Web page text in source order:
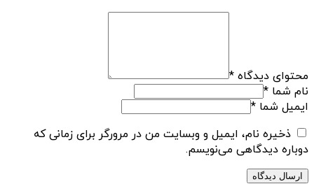
محتوای دیدگاه *
نام شما *
ایمیل شما *
ذخیره نام، ایمیل و وبسایت من در مرورگر برای زمانی که
دوباره دیدگاهی می‌نویسم.